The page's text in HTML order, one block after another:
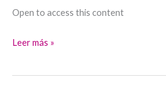
Open to access this content
en
Leer más »